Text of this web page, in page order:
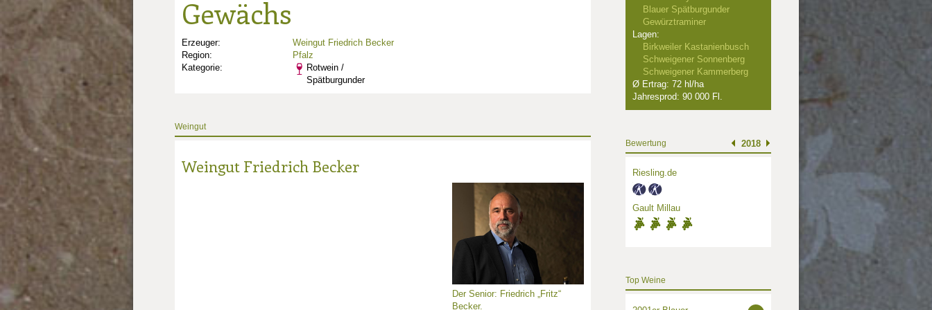
Gewächs
Erzeuger:
Weingut Friedrich Becker
Region:
Pfalz
Kategorie:
Rotwein /
Spätburgunder
Weingut
Weingut Friedrich Becker
Der Senior: Friedrich „Fritz“
Becker.
Blauer Spätburgunder
Gewürztraminer
Lagen:
Birkweiler Kastanienbusch
Schweigener Sonnenberg
Schweigener Kammerberg
Ø Ertrag: 72 hl/ha
Jahresprod: 90 000 Fl.
Bewertung 2018
Riesling.de
2
2
Gault Millau
4
Punkte: 4
Punkte: 4
Millau Punkte: 4
Top Weine